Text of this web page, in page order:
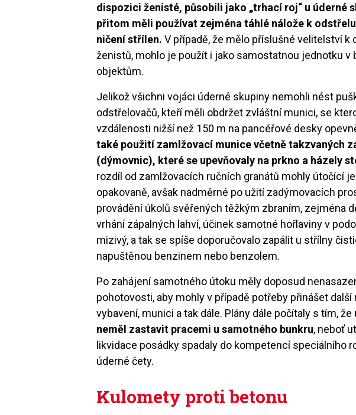
dispozici ženisté, působili jako „trhací roj“ u úderné
přitom měli používat zejména táhlé nálože k
ničení střílen. V případě, že mělo příslušné velitelství
ženistů, mohlo je použít i jako samostatnou jednotku v
objektům.
Jelikož všichni vojáci úderné skupiny nemohli nést
odstřelovačů, kteří měli obdržet zvláštní munici, se
vzdálenosti nižší než 150 m na pancéřové desky
také použití zamlžovací munice včetně takzvaných
(dýmovnic), které se upevňovaly na prkno a házely
rozdíl od zamlžovacích ručních granátů mohly útočící
opakovaně, avšak nadměrné po užití zadýmovacích
provádění úkolů svěřených těžkým zbraním, zejména
vrhání zápalných lahví, účinek samotné hořlaviny v
mizivý, a tak se spíše doporučovalo zapálit u střílny
napuštěnou benzinem nebo benzolem.
Po zahájení samotného útoku měly doposud
pohotovosti, aby mohly v případě potřeby přinášet další
vybavení, munici a tak dále. Plány dále počítaly s tím, že
neměl zastavit pracemi u samotného bunkru, neboť
likvidace posádky spadaly do kompetencí speciálního
úderné čety.
Kulomety proti betonu